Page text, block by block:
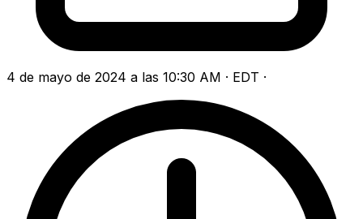
4 de mayo de 2024 a las 10:30 AM · EDT ·